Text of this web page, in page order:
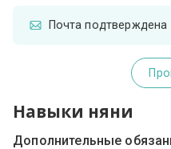
Почта подтверждена
Навыки няни
Дополнительные